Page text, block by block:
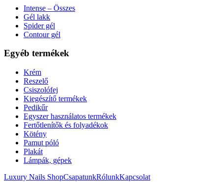
Intense – Összes
Gél lakk
Spider gél
Contour gél
Egyéb termékek
Krém
Reszelő
Csiszolófej
Kiegészítő termékek
Pedikűr
Egyszer használatos termékek
Fertőtlenítők és folyadékok
Kötény
Pamut póló
Plakát
Lámpák, gépek
Luxury Nails ShopCsapatunkRólunkKapcsolat